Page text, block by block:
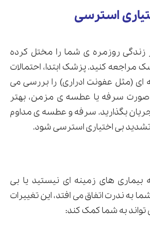
استرسی
زندگی روزمره ی شما را مختل کرده
مراجعه کنید. پزشک ابتدا، احتمالات
ای (مثل عفونت ادراری) را بررسی می
سرفه یا عطسه ی مزمن، بهتر
بگذارید. سرفه و عطسه ی مداوم
بی اختیاری استرسی شود.
بیماری های زمینه ای نیستید یا بی
به ندرت اتفاق می افتد، این تغییرات
به شما کمک کند: